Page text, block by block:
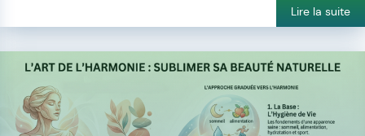
Lire la suite